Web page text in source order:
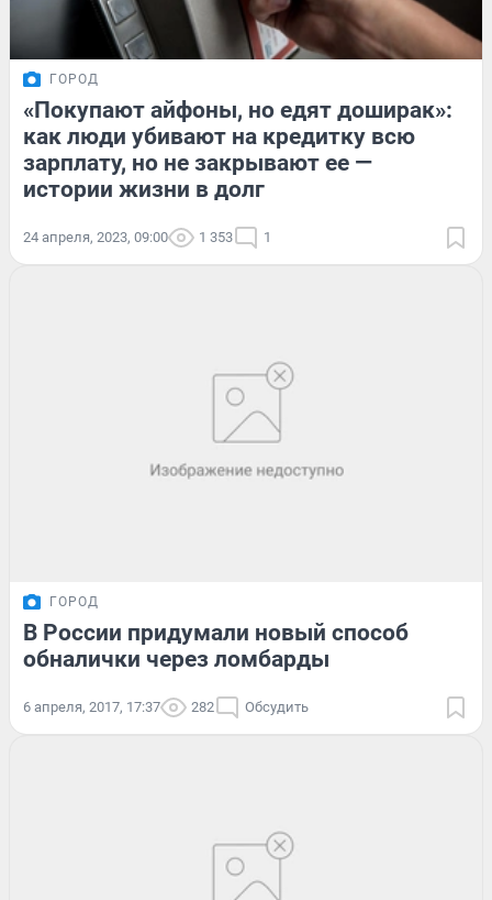
ГОРОД
«Покупают айфоны, но едят доширак»:
как люди убивают на кредитку всю
зарплату, но не закрывают ее —
истории жизни в долг
24 апреля, 2023, 09:00 1 353 1
ГОРОД
В России придумали новый способ
обналички через ломбарды
6 апреля, 2017, 17:37 282 Обсудить